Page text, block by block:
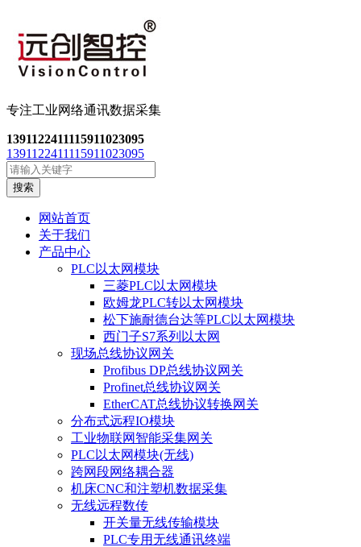
专注工业网络通讯数据采集
1391122411115911023095
1391122411115911023095
搜索
网站首页
关于我们
产品中心
PLC以太网模块
三菱PLC以太网模块
欧姆龙PLC转以太网模块
松下施耐德台达等PLC以太网模块
西门子S7系列以太网
现场总线协议网关
Profibus DP总线协议网关
Profinet总线协议网关
EtherCAT总线协议转换网关
分布式远程IO模块
工业物联网智能采集网关
PLC以太网模块(无线)
跨网段网络耦合器
机床CNC和注塑机数据采集
无线远程数传
开关量无线传输模块
PLC专用无线通讯终端